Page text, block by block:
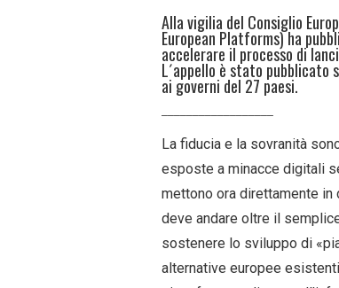
Alla vigilia del Consiglio
European Platforms) ha
accelerare il processo di
L´appello è stato pubblicato
ai governi del 27 paesi.
La fiducia e la sovranità
esposte a minacce digitali
mettono ora direttamente in
deve andare oltre il
sostenere lo sviluppo di
alternative europee